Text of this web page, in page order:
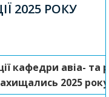
2025 РОКУ
кафедри авіа- та
2025 року